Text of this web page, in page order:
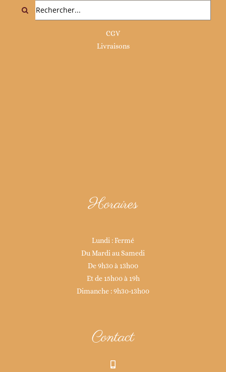
Rechercher:
CGV
Livraisons
Horaires
Lundi : Fermé
Du Mardi au Samedi
De 9h30 à 13h00
Et de 15h00 à 19h
Dimanche : 9h30-13h00
Contact